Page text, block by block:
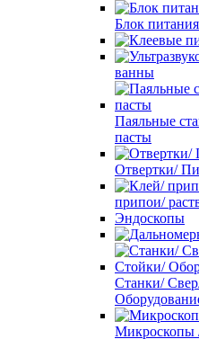
Блок
ванны
Паяльные
пасты
Отвертки/
припои/
Эндоскопы
Станки/
Микроскопы